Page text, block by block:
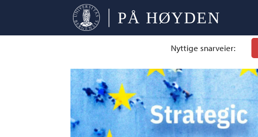
Nyttige snarveier:
styringsdokument